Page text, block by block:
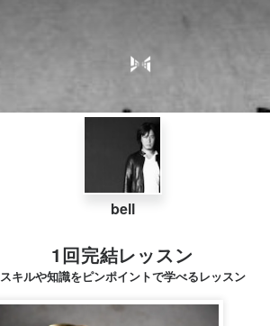
bell
1回完結レッスン
スキルや知識をピンポイントで学べるレッスン